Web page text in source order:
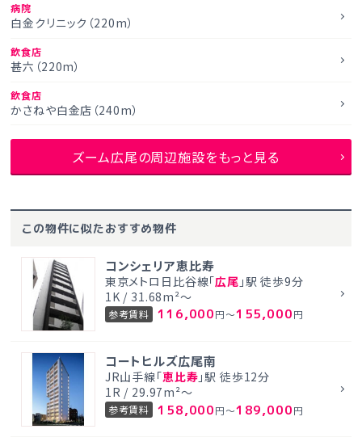
病院
白金クリニック（220m）
飲食店
甚六（220m）
飲食店
かさねや白金店（240m）
ズーム広尾の周辺施設をもっと見る
この物件に似たおすすめ物件
コンシェリア恵比寿
東京メトロ日比谷線「広尾 」駅 徒歩9分
1K / 31.68m²～
参考賃料 116,000円～155,000円
コートヒルズ広尾南
JR山手線「恵比寿 」駅 徒歩12分
1R / 29.97m²～
参考賃料 158,000円～189,000円